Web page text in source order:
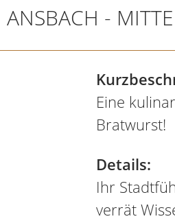
ANSBACH -
Eine
Bratwurst!
Details:
Ihr
verrät